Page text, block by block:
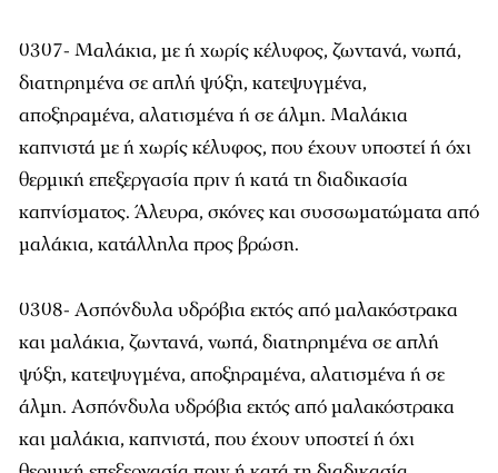
0307- Μαλάκια, με ή χωρίς κέλυφος, ζωντανά, νωπά,
διατηρημένα σε απλή ψύξη, κατεψυγμένα,
αποξηραμένα, αλατισμένα ή σε άλμη. Μαλάκια
καπνιστά με ή χωρίς κέλυφος, που έχουν υποστεί ή όχι
θερμική επεξεργασία πριν ή κατά τη διαδικασία
καπνίσματος. Άλευρα, σκόνες και συσσωματώματα από
μαλάκια, κατάλληλα προς βρώση.
0308- Ασπόνδυλα υδρόβια εκτός από μαλακόστρακα
και μαλάκια, ζωντανά, νωπά, διατηρημένα σε απλή
ψύξη, κατεψυγμένα, αποξηραμένα, αλατισμένα ή σε
άλμη. Ασπόνδυλα υδρόβια εκτός από μαλακόστρακα
και μαλάκια, καπνιστά, που έχουν υποστεί ή όχι